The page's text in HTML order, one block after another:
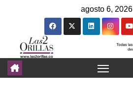
agosto 6, 2026